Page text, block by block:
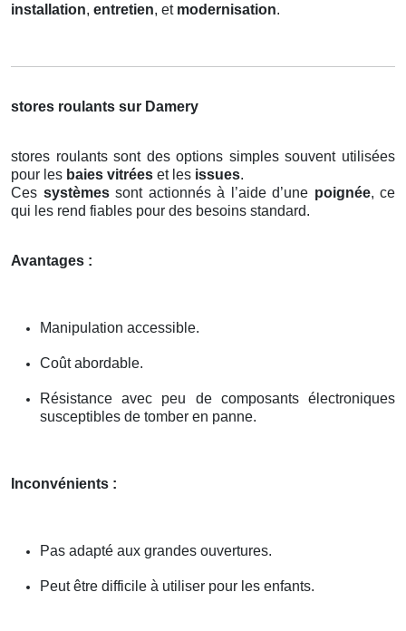
installation, entretien, et modernisation.
stores roulants sur Damery
stores roulants sont des options simples souvent utilisées
pour les baies vitrées et les issues.
Ces systèmessont actionnés à l’aide d’une poignée, ce
qui les rend fiables pour des besoins standard.
Avantages :
Manipulation accessible.
Coût abordable.
Résistance avec peu de composants électroniques
susceptibles de tomber en panne.
Inconvénients :
Pas adapté aux grandes ouvertures.
Peut être difficile à utiliser pour les enfants.